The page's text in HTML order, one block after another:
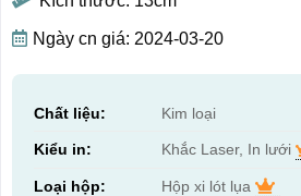
Ngày cn giá: 2024-03-20
Chất liệu: Kim loại
Kiểu in: Khắc Laser, In lưới
Loại hộp: Hộp xi lót lụa